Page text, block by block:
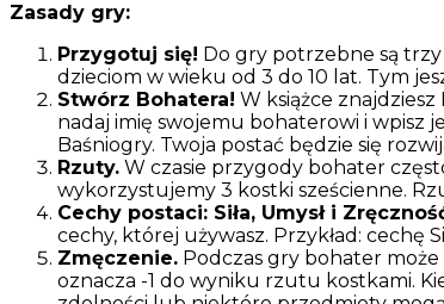
Zasady gry:
Przygotuj się! Do gry potrzebne są
dzieciom w wieku od 3 do 10 lat. Tym
Stwórz Bohatera! W książce
nadaj imię swojemu bohaterowi i wpisz
Baśniogry. Twoja postać będzie się
Rzuty. W czasie przygody bohater
wykorzystujemy 3 kostki sześcienne.
Cechy postaci: Siła, Umysł i
cechy, której używasz. Przykład: cechę
Zmęczenie. Podczas gry bohater
oznacza -1 do wyniku rzutu kostkami.